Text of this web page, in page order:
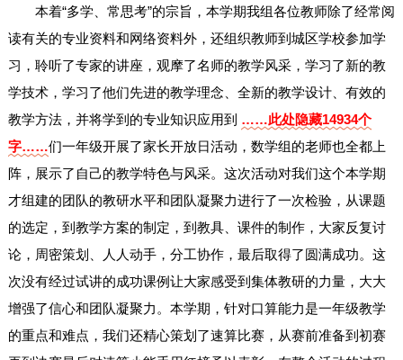
本着“多学、常思考”的宗旨，本学期我组各位教师除了经常阅
读有关的专业资料和网络资料外，还组织教师到城区学校参加学
习，聆听了专家的讲座，观摩了名师的教学风采，学习了新的教
学技术，学习了他们先进的教学理念、全新的教学设计、有效的
教学方法，并将学到的专业知识应用到 ……此处隐藏14934个
字……们一年级开展了家长开放日活动，数学组的老师也全都上
阵，展示了自己的教学特色与风采。这次活动对我们这个本学期
才组建的团队的教研水平和团队凝聚力进行了一次检验，从课题
的选定，到教学方案的制定，到教具、课件的制作，大家反复讨
论，周密策划、人人动手，分工协作，最后取得了圆满成功。这
次没有经过试讲的成功课例让大家感受到集体教研的力量，大大
增强了信心和团队凝聚力。本学期，针对口算能力是一年级教学
的重点和难点，我们还精心策划了速算比赛，从赛前准备到初赛